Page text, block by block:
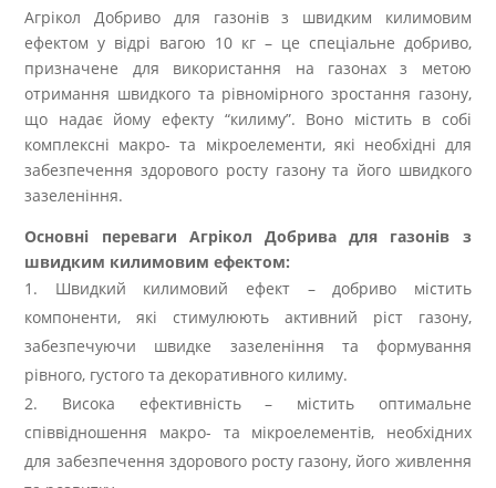
Агрікол Добриво для газонів з швидким килимовим
ефектом у відрі вагою 10 кг – це спеціальне добриво,
призначене для використання на газонах з метою
отримання швидкого та рівномірного зростання газону,
що надає йому ефекту “килиму”. Воно містить в собі
комплексні макро- та мікроелементи, які необхідні для
забезпечення здорового росту газону та його швидкого
зазеленіння.
Основні переваги Агрікол Добрива для газонів з
швидким килимовим ефектом:
Швидкий килимовий ефект – добриво містить
компоненти, які стимулюють активний ріст газону,
забезпечуючи швидке зазеленіння та формування
рівного, густого та декоративного килиму.
Висока ефективність – містить оптимальне
співвідношення макро- та мікроелементів, необхідних
для забезпечення здорового росту газону, його живлення